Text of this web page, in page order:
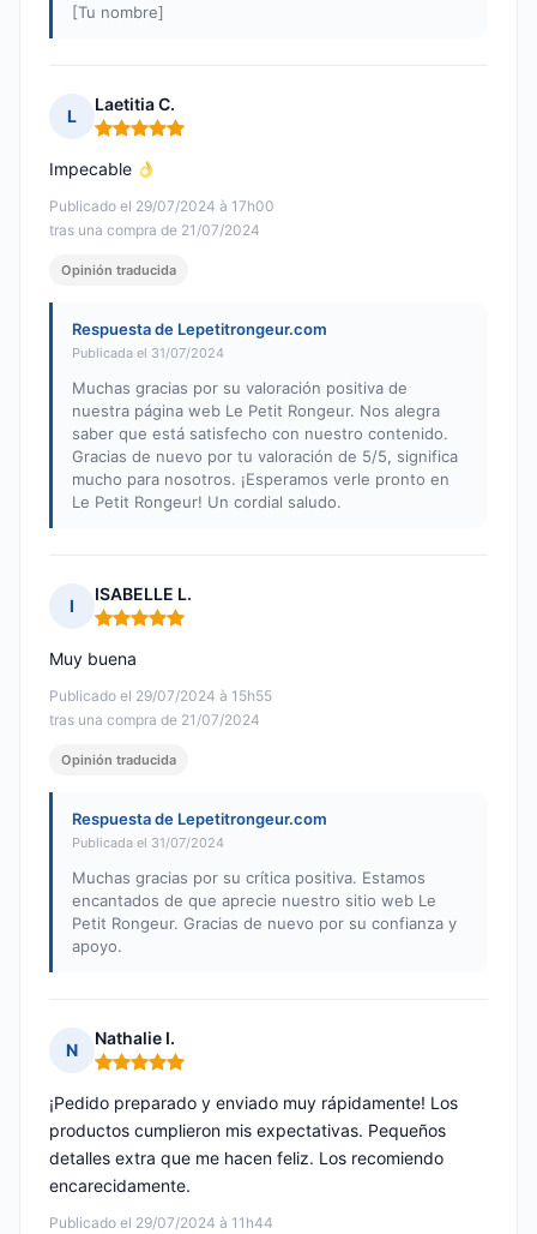
[Tu nombre]
L
Laetitia C.
Nota: 5 de 5
Publicado el 29/07/2024 à 17h00
tras una compra de 21/07/2024
Impecable
Opinión traducida
Respuesta de Lepetitrongeur.com
Publicada el 31/07/2024
Muchas gracias por su valoración positiva de
nuestra página web Le Petit Rongeur. Nos alegra
saber que está satisfecho con nuestro contenido.
Gracias de nuevo por tu valoración de 5/5, significa
mucho para nosotros. ¡Esperamos verle pronto en
Le Petit Rongeur! Un cordial saludo.
I
ISABELLE L.
Nota: 5 de 5
Publicado el 29/07/2024 à 15h55
tras una compra de 21/07/2024
Muy buena
Opinión traducida
Respuesta de Lepetitrongeur.com
Publicada el 31/07/2024
Muchas gracias por su crítica positiva. Estamos
encantados de que aprecie nuestro sitio web Le
Petit Rongeur. Gracias de nuevo por su confianza y
apoyo.
N
Nathalie I.
Nota: 5 de 5
Publicado el 29/07/2024 à 11h44
¡Pedido preparado y enviado muy rápidamente! Los
productos cumplieron mis expectativas. Pequeños
detalles extra que me hacen feliz. Los recomiendo
encarecidamente.